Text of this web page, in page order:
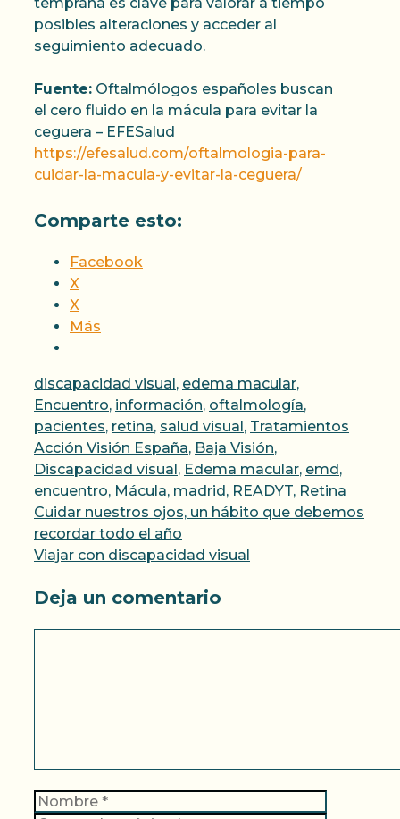
posibles alteraciones y acceder al
seguimiento adecuado.
Fuente: Oftalmólogos españoles buscan
el cero fluido en la mácula para evitar la
ceguera – EFESalud
https://efesalud.com/oftalmologia-para-
cuidar-la-macula-y-evitar-la-ceguera/
Comparte esto:
Facebook
X
X
Más
Categorías
discapacidad visual, edema macular,
Encuentro, información, oftalmología,
pacientes, retina, salud visual, Tratamientos
Acción Visión España, Baja Visión,
Discapacidad visual, Edema macular, emd,
encuentro, Mácula, madrid, READYT, Retina
Cuidar nuestros ojos, un hábito que debemos
recordar todo el año
Viajar con discapacidad visual
Deja un comentario
Nombre